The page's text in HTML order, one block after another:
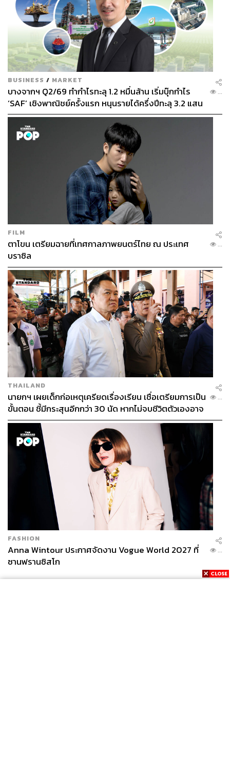
ABOUT THE AUTHOR
ณรงค์กร มโนจันทร์เพ็ญ
Content Creator กองบรรณาธิการข่าว THE
STANDARD
BUSINESS / MARKET
บางจากฯ Q2/69 ทำกำไรทะลุ 1.2 หมื่นล้าน เริ่มบุ๊กกำไร
‘SAF’ เชิงพาณิชย์ครั้งแรก หนุนรายได้ครึ่งปีทะลุ 3.2 แสน
ล้าน
...
FILM
ตาโขน เตรียมฉายที่เทศกาลภาพยนตร์ไทย ณ ประเทศ
บราซิล
...
THAILAND
นายกฯ เผยเด็กก่อเหตุเครียดเรื่องเรียน เชื่อเตรียมการเป็น
ขั้นตอน ชี้มีกระสุนอีกกว่า 30 นัด หากไม่จบชีวิตตัวเองอาจ
สูญเสียเพิ่ม
...
FASHION
Anna Wintour ประกาศจัดงาน Vogue World 2027 ที่
ซานฟรานซิสโก
...